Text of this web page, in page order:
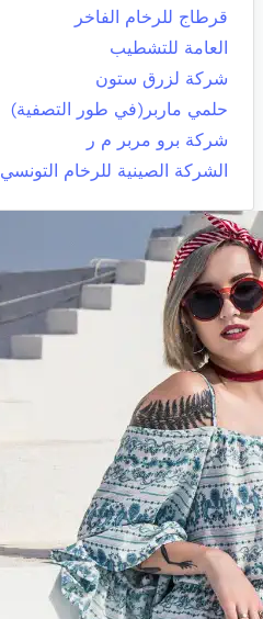
قرطاج للرخام الفاخر
العامة للتشطيب
شركة لزرق ستون
حلمي ماربر(في طور التصفية)
شركة برو مربر م ر
الشركة الصينية للرخام التونسي